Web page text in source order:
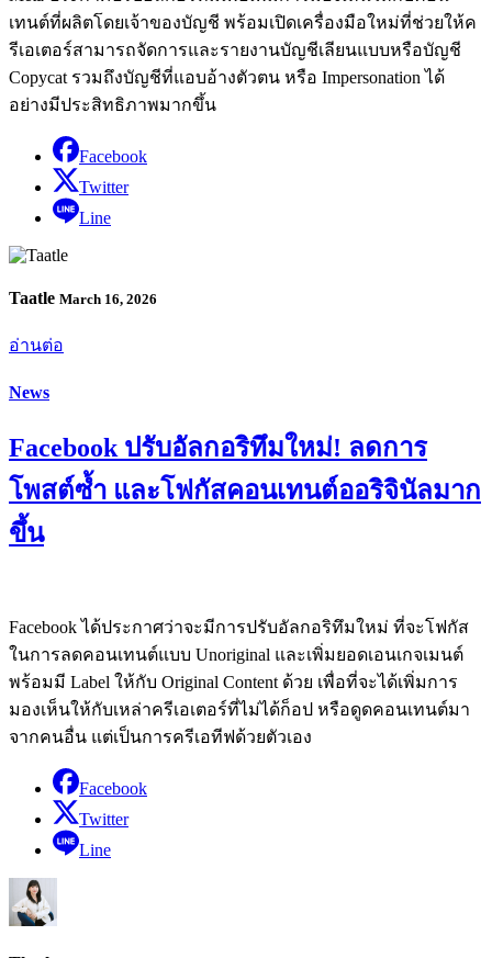
เทนต์ที่ผลิตโดยเจ้าของบัญชี พร้อมเปิดเครื่องมือใหม่ที่ช่วยให้ค
รีเอเตอร์สามารถจัดการและรายงานบัญชีเลียนแบบหรือบัญชี
Copycat รวมถึงบัญชีที่แอบอ้างตัวตน หรือ Impersonation ได้
อย่างมีประสิทธิภาพมากขึ้น
Facebook
Twitter
Line
Taatle March 16, 2026
อ่านต่อ
News
Facebook ปรับอัลกอริทึมใหม่! ลดการ
โพสต์ซ้ำ และโฟกัสคอนเทนต์ออริจินัลมาก
ขึ้น
Facebook ได้ประกาศว่าจะมีการปรับอัลกอริทึมใหม่ ที่จะโฟกัส
ในการลดคอนเทนต์แบบ Unoriginal และเพิ่มยอดเอนเกจเมนต์
พร้อมมี Label ให้กับ Original Content ด้วย เพื่อที่จะได้เพิ่มการ
มองเห็นให้กับเหล่าครีเอเตอร์ที่ไม่ได้ก็อป หรือดูดคอนเทนต์มา
จากคนอื่น แต่เป็นการครีเอทีฟด้วยตัวเอง
Facebook
Twitter
Line